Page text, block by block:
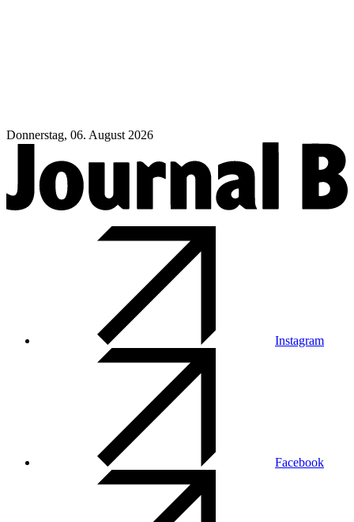
Donnerstag, 06. August 2026
Instagram
Facebook